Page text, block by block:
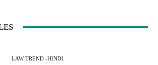
LAW TREND -HINDI